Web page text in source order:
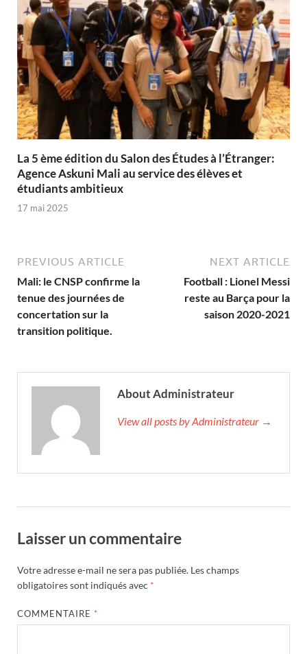
La 5 ème édition du Salon des Études à l’Étranger:
Agence Askuni Mali au service des élèves et
étudiants ambitieux
17 mai 2025
PREVIOUS ARTICLE
Mali: le CNSP confirme la
tenue des journées de
concertation sur la
transition politique.
NEXT ARTICLE
Football : Lionel Messi
reste au Barça pour la
saison 2020-2021
About Administrateur
View all posts by Administrateur →
Laisser un commentaire
Votre adresse e-mail ne sera pas publiée. Les champs
obligatoires sont indiqués avec *
COMMENTAIRE *